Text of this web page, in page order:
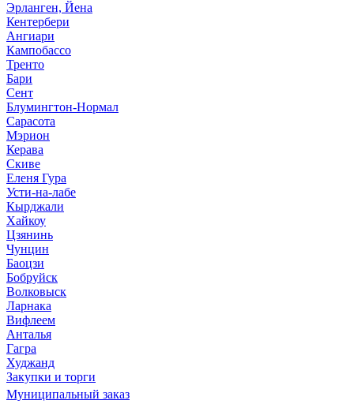
Эрланген, Йена
Кентербери
Ангиари
Кампобассо
Тренто
Бари
Сент
Блумингтон-Нормал
Сарасота
Мэрион
Керава
Скиве
Еленя Гура
Усти-на-лабе
Кырджали
Хайкоу
Цзянинь
Чунцин
Баоцзи
Бобруйск
Волковыск
Ларнака
Вифлеем
Анталья
Гагра
Худжанд
Закупки и торги
Муниципальный заказ